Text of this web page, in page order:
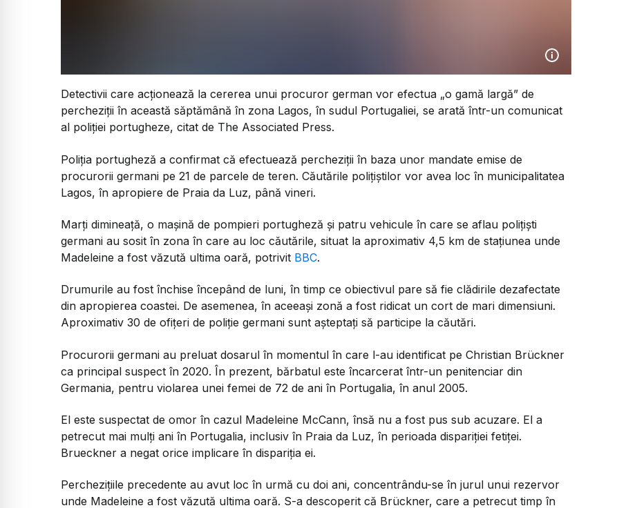
Detectivii care acționează la cererea unui procuror german vor efectua „o gamă largă” de
percheziții în această săptămână în zona Lagos, în sudul Portugaliei, se arată într-un comunicat
al poliției portugheze, citat de The Associated Press.
Poliția portugheză a confirmat că efectuează percheziții în baza unor mandate emise de
procurorii germani pe 21 de parcele de teren. Căutările polițiștilor vor avea loc în municipalitatea
Lagos, în apropiere de Praia da Luz, până vineri.
Marți dimineață, o mașină de pompieri portugheză și patru vehicule în care se aflau polițiști
germani au sosit în zona în care au loc căutările, situat la aproximativ 4,5 km de stațiunea unde
Madeleine a fost văzută ultima oară, potrivit BBC.
Drumurile au fost închise începând de luni, în timp ce obiectivul pare să fie clădirile dezafectate
din apropierea coastei. De asemenea, în aceeași zonă a fost ridicat un cort de mari dimensiuni.
Aproximativ 30 de ofițeri de poliție germani sunt așteptați să participe la căutări.
Procurorii germani au preluat dosarul în momentul în care l-au identificat pe Christian Brückner
ca principal suspect în 2020. În prezent, bărbatul este încarcerat într-un penitenciar din
Germania, pentru violarea unei femei de 72 de ani în Portugalia, în anul 2005.
El este suspectat de omor în cazul Madeleine McCann, însă nu a fost pus sub acuzare. El a
petrecut mai mulți ani în Portugalia, inclusiv în Praia da Luz, în perioada dispariției fetiței.
Brueckner a negat orice implicare în dispariția ei.
Perchezițiile precedente au avut loc în urmă cu doi ani, concentrându-se în jurul unui rezervor
unde Madeleine a fost văzută ultima oară. S-a descoperit că Brückner, care a petrecut timp în